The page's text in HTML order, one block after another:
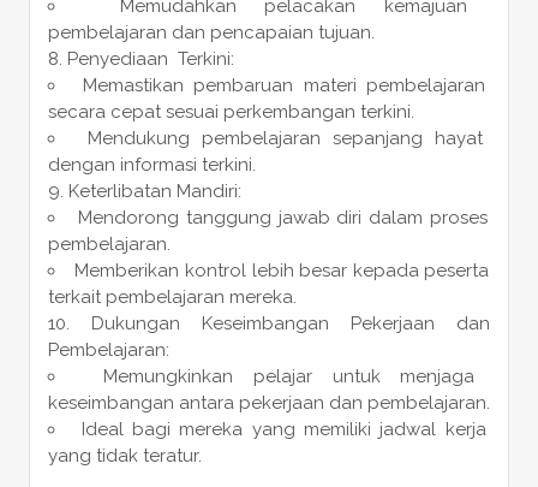
Memudahkan pelacakan kemajuan
pembelajaran dan pencapaian tujuan.
Penyediaan Terkini:
Memastikan pembaruan materi pembelajaran
secara cepat sesuai perkembangan terkini.
Mendukung pembelajaran sepanjang hayat
dengan informasi terkini.
Keterlibatan Mandiri:
Mendorong tanggung jawab diri dalam proses
pembelajaran.
Memberikan kontrol lebih besar kepada peserta
terkait pembelajaran mereka.
Dukungan Keseimbangan Pekerjaan dan
Pembelajaran:
Memungkinkan pelajar untuk menjaga
keseimbangan antara pekerjaan dan pembelajaran.
Ideal bagi mereka yang memiliki jadwal kerja
yang tidak teratur.